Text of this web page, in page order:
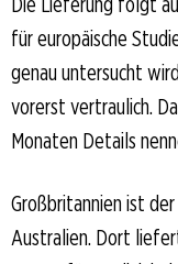
für europäische
genau untersucht
vorerst vertraulich.
Monaten Details
Großbritannien ist
Australien. Dort